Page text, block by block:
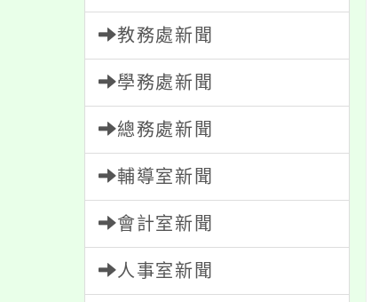
教務處新聞
學務處新聞
總務處新聞
輔導室新聞
會計室新聞
人事室新聞